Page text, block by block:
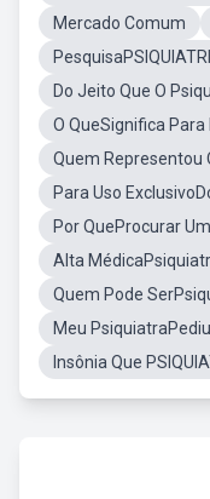
Mercado Comum
Do Jeito Que O
O QueSignifica
Quem Representou
Para Uso
Por QueProcurar
Alta
Quem Pode
Meu
Insônia Que